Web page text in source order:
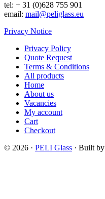
tel: + 31 (0)628 755 901
email: mail@peliglass.eu
Privacy Notice
Privacy Policy
Quote Request
Terms & Conditions
All products
Home
About us
Vacancies
My account
Cart
Checkout
© 2026 · PELI Glass · Built by